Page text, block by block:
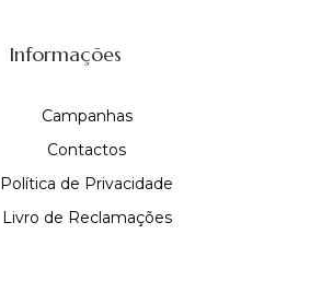
Informações
Campanhas
Contactos
Política de Privacidade
Livro de Reclamações